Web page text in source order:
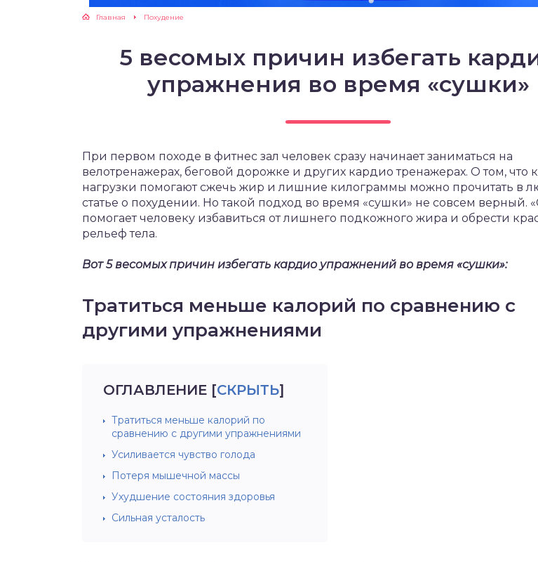
Главная Похудение
5 весомых причин избегать
упражнения во время «сушки»
При первом походе в фитнес зал человек сразу начинает заниматься на
велотренажерах, беговой дорожке и других кардио тренажерах. О том, что
нагрузки помогают сжечь жир и лишние килограммы можно прочитать в
статье о похудении. Но такой подход во время «сушки» не совсем верный.
помогает человеку избавиться от лишнего подкожного жира и обрести
рельеф тела.
Вот 5 весомых причин избегать кардио упражнений во время «сушки»:
Тратиться меньше калорий по сравнению с
другими упражнениями
ОГЛАВЛЕНИЕ [СКРЫТЬ]
Тратиться меньше калорий по
сравнению с другими упражнениями
Усиливается чувство голода
Потеря мышечной массы
Ухудшение состояния здоровья
Сильная усталость